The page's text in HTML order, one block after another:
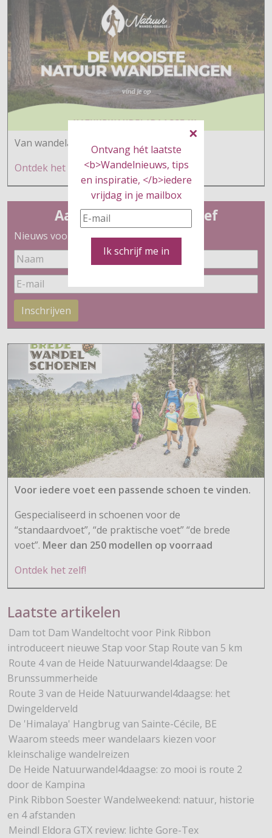
Ontvang hét laatste
<b>Wandelnieuws, tips
en inspiratie, </b>iedere
vrijdag in je mailbox
Ik schrijf me in
Van wandelaars voor wandelaars
Ontdek het hier
Aanmelden nieuwsbrief
Nieuws voor wandelaars
Inschrijven
Voor iedere voet een passende schoen te vinden.
Gespecialiseerd in schoenen voor de
“standaardvoet”, “de praktische voet” “de brede
voet”. Meer dan 250 modellen op voorraad
Ontdek het zelf!
Laatste artikelen
Dam tot Dam Wandeltocht voor Pink Ribbon
introduceert nieuwe Stap voor Stap Route van 5 km
Route 4 van de Heide Natuurwandel4daagse: De
Brunssummerheide
Route 3 van de Heide Natuurwandel4daagse: het
Dwingelderveld
De 'Himalaya' Hangbrug van Sainte-Cécile, BE
Waarom steeds meer wandelaars kiezen voor
kleinschalige wandelreizen
De Heide Natuurwandel4daagse: zo mooi is route 2
door de Kampina
Pink Ribbon Soester Wandelweekend: natuur, historie
en 4 afstanden
Meindl Eldora GTX review: lichte Gore-Tex